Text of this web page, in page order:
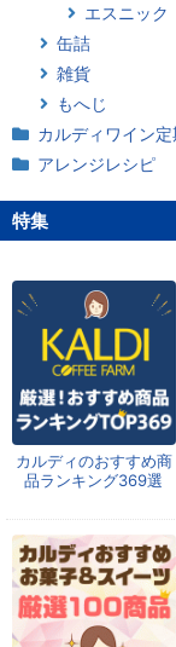
エスニック
缶詰
雑貨
もへじ
カルディワイン定
アレンジレシピ
特集
カルディのおすすめ商
品ランキング369選